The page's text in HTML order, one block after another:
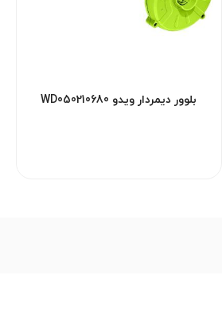
بلوور دیمردار ویدو WD050210680